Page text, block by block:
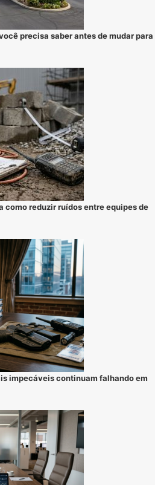
precisa saber antes de mudar para
como reduzir ruídos entre equipes de
impecáveis continuam falhando em